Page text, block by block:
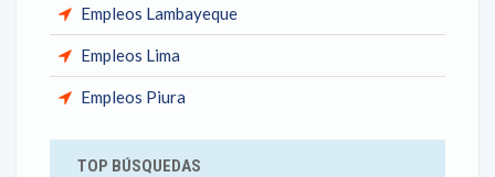
Empleos Lambayeque
Empleos Lima
Empleos Piura
TOP BÚSQUEDAS